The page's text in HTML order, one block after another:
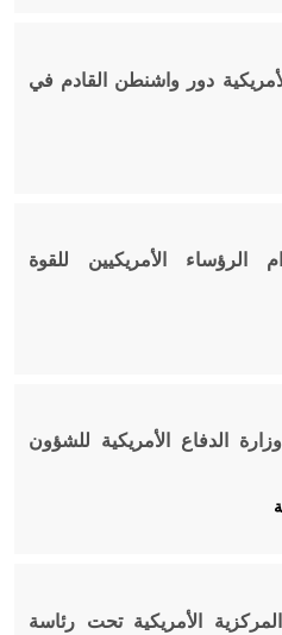
دور واشنطن القادم في
الأمريكيين للقوة
الدفاع الأمريكية للشؤون
الأمريكية تحت رئاسة